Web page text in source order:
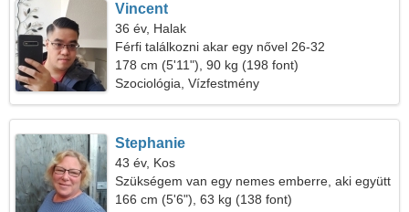
Vincent
36 év, Halak
Férfi találkozni akar egy nővel 26-32
178 cm (5'11"), 90 kg (198 font)
Szociológia, Vízfestmény
Stephanie
43 év, Kos
Szükségem van egy nemes emberre, aki együtt
főz
166 cm (5'6"), 63 kg (138 font)